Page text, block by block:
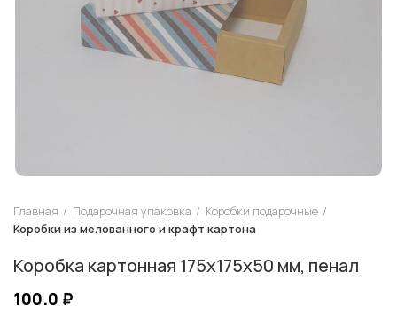
Главная Подарочная упаковка
Коробки подарочные
Коробки из мелованного и крафт картона
Коробка картонная 175х175х50 мм, пенал
100.0 ₽